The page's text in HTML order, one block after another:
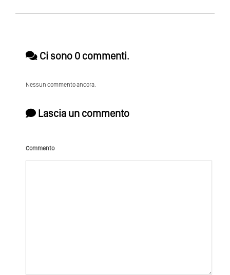
Ci sono 0 commenti.
Nessun commento ancora.
Lascia un commento
Commento